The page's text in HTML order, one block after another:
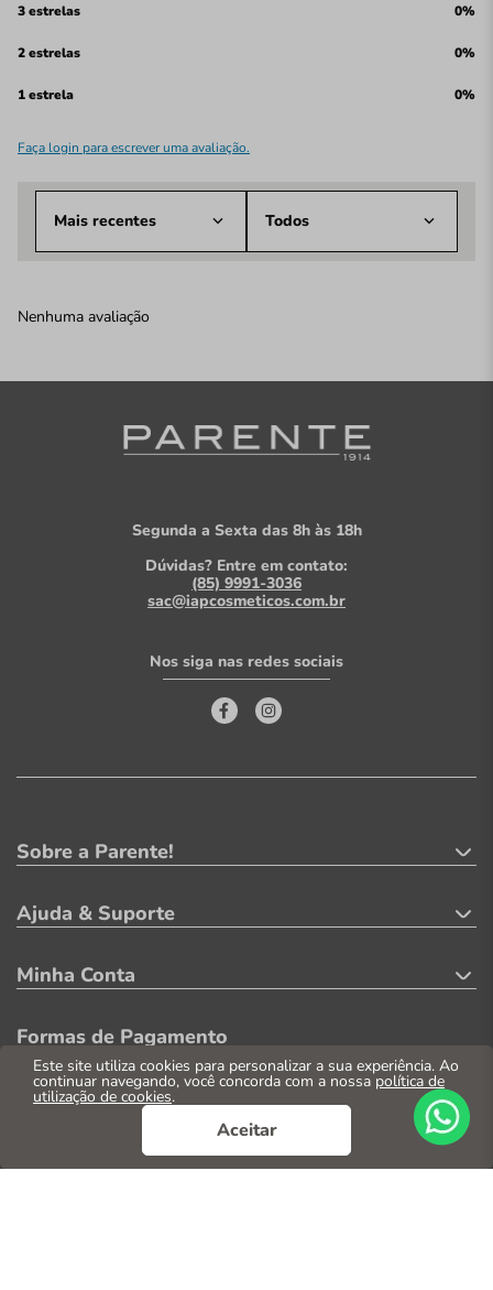
Este site utiliza cookies para personalizar a sua experiência. Ao
continuar navegando, você concorda com a nossapolítica de
utilização de cookies.
Aceitar
3 estrelas 0%
2 estrelas 0%
1 estrela 0%
Faça login para escrever uma avaliação.
Mais recentes Todos
Nenhuma avaliação
Segunda a Sexta das 8h às 18h
Dúvidas? Entre em contato:
(85) 9991-3036
sac@iapcosmeticos.com.br
Nos siga nas redes sociais
Sobre a Parente!
Ajuda & Suporte
Minha Conta
Formas de Pagamento